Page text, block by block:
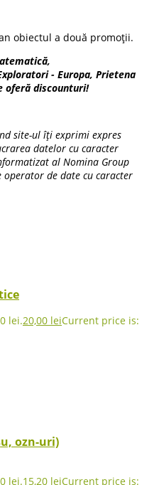
obiectul a două promoții.
- Europa, Prietena
oferă discounturi!
site-ul îți exprimi expres
datelor cu caracter
al Nomina Group
operator de date cu caracter
lei.20,00 leiCurrent price is:
ozn-uri)
lei.15,20 leiCurrent price is: